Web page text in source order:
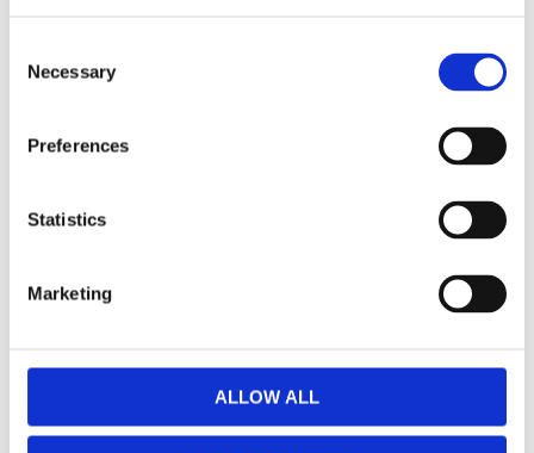
Selection
Necessary
Preferences
Statistics
Marketing
ALLOW ALL
Bli den första att lämna ett omdöme.